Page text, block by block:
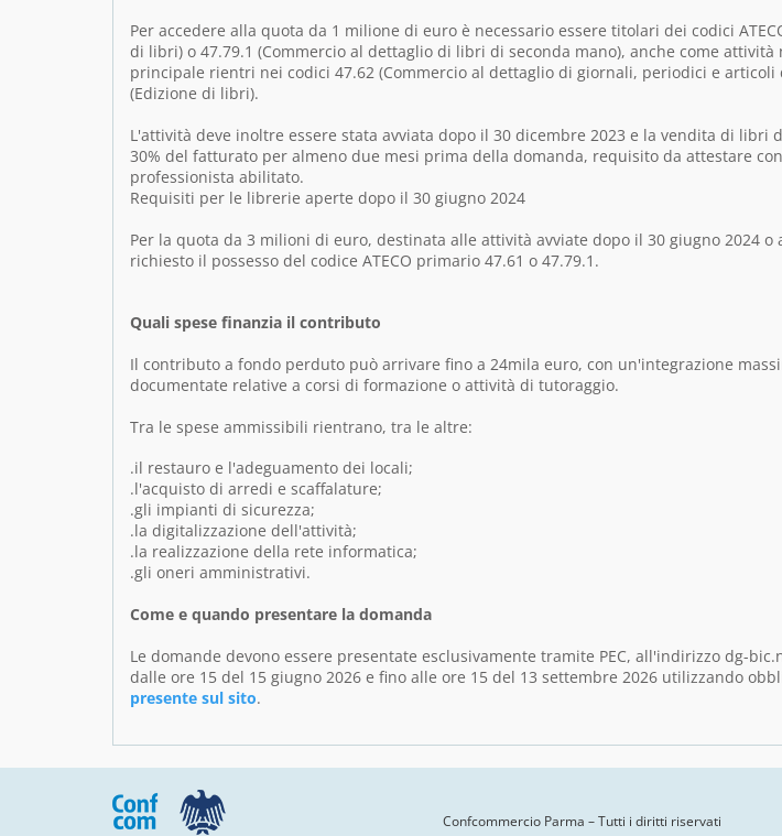
Per accedere alla quota da 1 milione di euro è necessario essere titolari dei codici
di libri) o 47.79.1 (Commercio al dettaglio di libri di seconda mano), anche come
principale rientri nei codici 47.62 (Commercio al dettaglio di giornali, periodici e articoli
(Edizione di libri).
L'attività deve inoltre essere stata avviata dopo il 30 dicembre 2023 e la vendita di libri
30% del fatturato per almeno due mesi prima della domanda, requisito da attestare
professionista abilitato.
Requisiti per le librerie aperte dopo il 30 giugno 2024
Per la quota da 3 milioni di euro, destinata alle attività avviate dopo il 30 giugno 2024 o
richiesto il possesso del codice ATECO primario 47.61 o 47.79.1.
Quali spese finanzia il contributo
Il contributo a fondo perduto può arrivare fino a 24mila euro, con un'integrazione
documentate relative a corsi di formazione o attività di tutoraggio.
Tra le spese ammissibili rientrano, tra le altre:
.il restauro e l'adeguamento dei locali;
.l'acquisto di arredi e scaffalature;
.gli impianti di sicurezza;
.la digitalizzazione dell'attività;
.la realizzazione della rete informatica;
.gli oneri amministrativi.
Come e quando presentare la domanda
Le domande devono essere presentate esclusivamente tramite PEC, all'indirizzo dg-
dalle ore 15 del 15 giugno 2026 e fino alle ore 15 del 13 settembre 2026 utilizzando
presente sul sito.
Confcommercio Parma – Tutti i diritti riservati